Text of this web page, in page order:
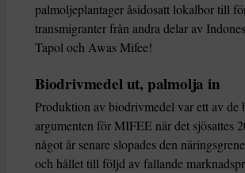
palmoljeplantager åsidosatt lokalbor till
transmigranter från andra delar av
Tapol och Awas Mifee!
Biodrivmedel ut, palmolja in
Produktion av biodrivmedel var ett av de
argumenten för MIFEE när det sjösattes
något år senare slopades den
och hållet till följd av fallande